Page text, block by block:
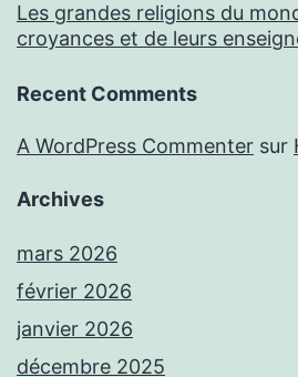
Les grandes religions du
croyances et de leurs
Recent Comments
A WordPress Commenter sur
Archives
mars 2026
février 2026
janvier 2026
décembre 2025